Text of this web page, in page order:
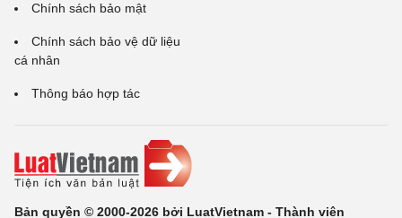
Chính sách bảo mật
Chính sách bảo vệ dữ liệu
cá nhân
Thông báo hợp tác
Bản quyền © 2000-2026 bởi LuatVietnam - Thành viên